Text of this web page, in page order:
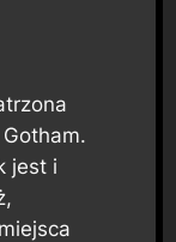
jest i